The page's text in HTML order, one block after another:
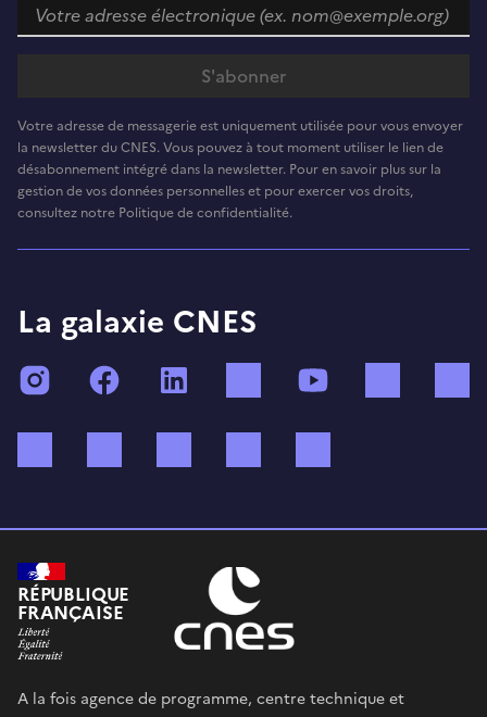
Votre adresse de messagerie est uniquement utilisée pour vous envoyer
la newsletter du CNES. Vous pouvez à tout moment utiliser le lien de
désabonnement intégré dans la newsletter. Pour en savoir plus sur la
gestion de vos données personnelles et pour exercer vos droits,
consultez notre Politique de confidentialité.
La galaxie CNES
InstagramFacebook TikTok
RÉPUBLIQUE
FRANÇAISE
A la fois agence de programme, centre technique et